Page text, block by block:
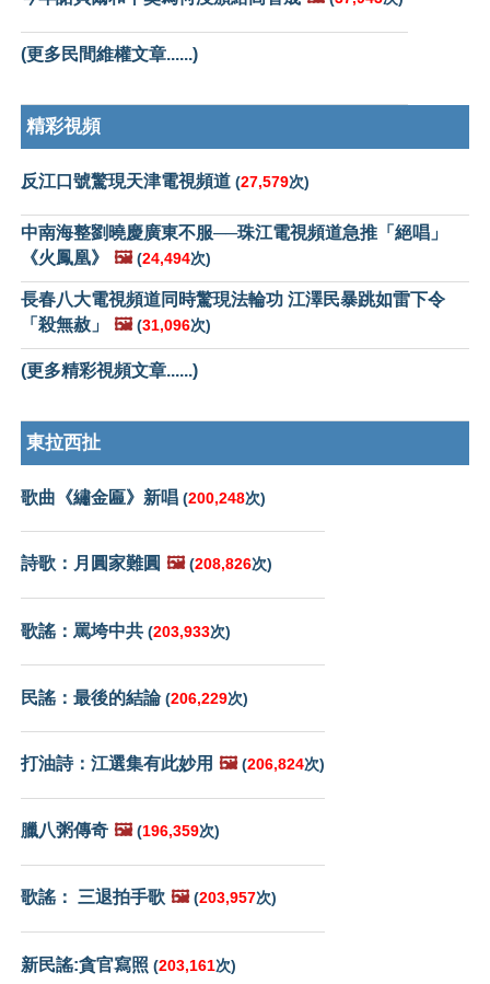
(更多民間維權文章......)
精彩視頻
反江口號驚現天津電視頻道 (27,579次)
中南海整劉曉慶廣東不服──珠江電視頻道急推「絕唱」
《火鳳凰》
🖼️ (24,494次)
長春八大電視頻道同時驚現法輪功 江澤民暴跳如雷下令
「殺無赦」
🖼️ (31,096次)
(更多精彩視頻文章......)
東拉西扯
歌曲《繡金匾》新唱 (200,248次)
詩歌：月圓家難圓 🖼️ (208,826次)
歌謠：罵垮中共 (203,933次)
民謠：最後的結論(206,229次)
打油詩：江選集有此妙用 🖼️ (206,824次)
臘八粥傳奇 🖼️ (196,359次)
歌謠： 三退拍手歌 🖼️ (203,957次)
新民謠:貪官寫照 (203,161次)